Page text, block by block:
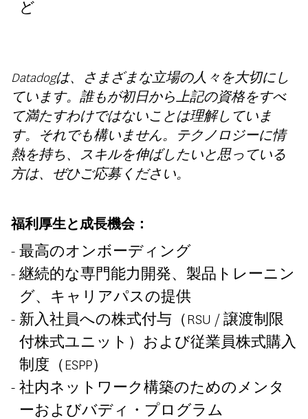
ど
Datadogは、さまざまな立場の人々を大切にし
ています。誰もが初日から上記の資格をすべ
て満たすわけではないことは理解していま
す。それでも構いません。テクノロジーに情
熱を持ち、スキルを伸ばしたいと思っている
方は、ぜひご応募ください。
福利厚生と成長機会：
最高のオンボーディング
継続的な専門能力開発、製品トレーニン
グ、キャリアパスの提供
新入社員への株式付与（RSU / 譲渡制限
付株式ユニット）および従業員株式購入
制度（ESPP）
社内ネットワーク構築のためのメンタ
ーおよびバディ・プログラム